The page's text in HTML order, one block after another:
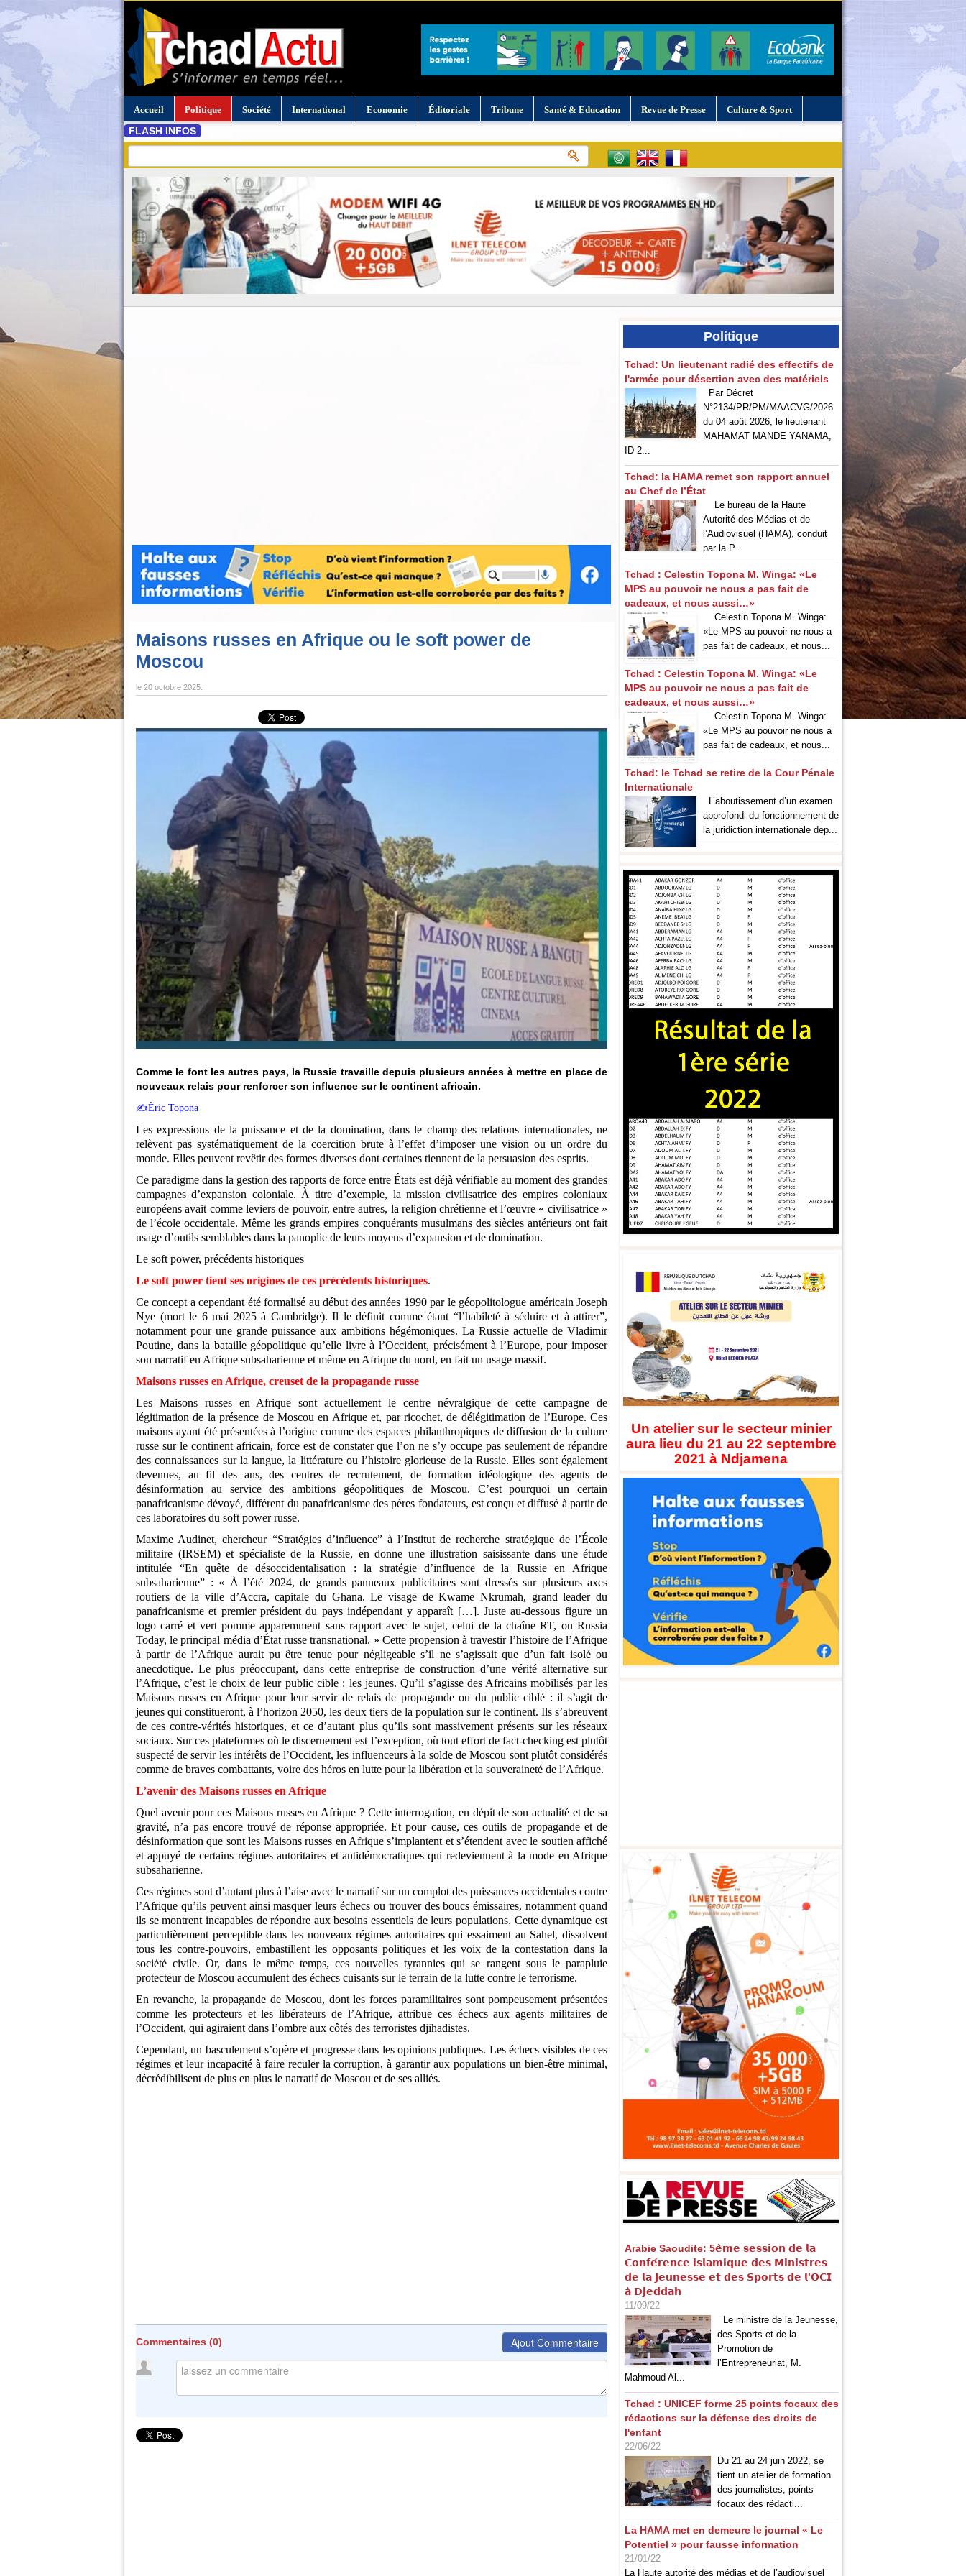
Accueil Politique Société International Economie Éditoriale Tribune Santé & Education Revue de Presse Culture & Sport
FLASH INFOS
Maisons russes en Afrique ou le soft power de
Moscou
le 20 octobre 2025
Comme le font les autres pays, la Russie travaille depuis plusieurs années à mettre en place de
nouveaux relais pour renforcer son influence sur le continent africain.
✍️Èric Topona
Les expressions de la puissance et de la domination, dans le champ des relations internationales, ne
relèvent pas systématiquement de la coercition brute à l’effet d’imposer une vision ou un ordre du
monde. Elles peuvent revêtir des formes diverses dont certaines tiennent de la persuasion des esprits.
Ce paradigme dans la gestion des rapports de force entre États est déjà vérifiable au moment des grandes
campagnes d’expansion coloniale. À titre d’exemple, la mission civilisatrice des empires coloniaux
européens avait comme leviers de pouvoir, entre autres, la religion chrétienne et l’œuvre « civilisatrice »
de l’école occidentale. Même les grands empires conquérants musulmans des siècles antérieurs ont fait
usage d’outils semblables dans la panoplie de leurs moyens d’expansion et de domination.
Le soft power, précédents historiques
Le soft power tient ses origines de ces précédents historiques.
Ce concept a cependant été formalisé au début des années 1990 par le géopolitologue américain Joseph
Nye (mort le 6 mai 2025 à Cambridge). Il le définit comme étant “l’habileté à séduire et à attirer”,
notamment pour une grande puissance aux ambitions hégémoniques. La Russie actuelle de Vladimir
Poutine, dans la bataille géopolitique qu’elle livre à l’Occident, précisément à l’Europe, pour imposer
son narratif en Afrique subsaharienne et même en Afrique du nord, en fait un usage massif.
Maisons russes en Afrique, creuset de la propagande russe
Les Maisons russes en Afrique sont actuellement le centre névralgique de cette campagne de
légitimation de la présence de Moscou en Afrique et, par ricochet, de délégitimation de l’Europe. Ces
maisons ayant été présentées à l’origine comme des espaces philanthropiques de diffusion de la culture
russe sur le continent africain, force est de constater que l’on ne s’y occupe pas seulement de répandre
des connaissances sur la langue, la littérature ou l’histoire glorieuse de la Russie. Elles sont également
devenues, au fil des ans, des centres de recrutement, de formation idéologique des agents de
désinformation au service des ambitions géopolitiques de Moscou. C’est pourquoi un certain
panafricanisme dévoyé, différent du panafricanisme des pères fondateurs, est conçu et diffusé à partir de
ces laboratoires du soft power russe.
Maxime Audinet, chercheur “Stratégies d’influence” à l’Institut de recherche stratégique de l’École
militaire (IRSEM) et spécialiste de la Russie, en donne une illustration saisissante dans une étude
intitulée “En quête de désoccidentalisation : la stratégie d’influence de la Russie en Afrique
subsaharienne” : « À l’été 2024, de grands panneaux publicitaires sont dressés sur plusieurs axes
routiers de la ville d’Accra, capitale du Ghana. Le visage de Kwame Nkrumah, grand leader du
panafricanisme et premier président du pays indépendant y apparaît […]. Juste au-dessous figure un
logo carré et vert pomme apparemment sans rapport avec le sujet, celui de la chaîne RT, ou Russia
Today, le principal média d’État russe transnational. » Cette propension à travestir l’histoire de l’Afrique
à partir de l’Afrique aurait pu être tenue pour négligeable s’il ne s’agissait que d’un fait isolé ou
anecdotique. Le plus préoccupant, dans cette entreprise de construction d’une vérité alternative sur
l’Afrique, c’est le choix de leur public cible : les jeunes. Qu’il s’agisse des Africains mobilisés par les
Maisons russes en Afrique pour leur servir de relais de propagande ou du public ciblé : il s’agit de
jeunes qui constitueront, à l’horizon 2050, les deux tiers de la population sur le continent. Ils s’abreuvent
de ces contre-vérités historiques, et ce d’autant plus qu’ils sont massivement présents sur les réseaux
sociaux. Sur ces plateformes où le discernement est l’exception, où tout effort de fact-checking est plutôt
suspecté de servir les intérêts de l’Occident, les influenceurs à la solde de Moscou sont plutôt considérés
comme de braves combattants, voire des héros en lutte pour la libération et la souveraineté de l’Afrique.
L’avenir des Maisons russes en Afrique
Quel avenir pour ces Maisons russes en Afrique ? Cette interrogation, en dépit de son actualité et de sa
gravité, n’a pas encore trouvé de réponse appropriée. Et pour cause, ces outils de propagande et de
désinformation que sont les Maisons russes en Afrique s’implantent et s’étendent avec le soutien affiché
et appuyé de certains régimes autoritaires et antidémocratiques qui redeviennent à la mode en Afrique
subsaharienne.
Ces régimes sont d’autant plus à l’aise avec le narratif sur un complot des puissances occidentales contre
l’Afrique qu’ils peuvent ainsi masquer leurs échecs ou trouver des boucs émissaires, notamment quand
ils se montrent incapables de répondre aux besoins essentiels de leurs populations. Cette dynamique est
particulièrement perceptible dans les nouveaux régimes autoritaires qui essaiment au Sahel, dissolvent
tous les contre-pouvoirs, embastillent les opposants politiques et les voix de la contestation dans la
société civile. Or, dans le même temps, ces nouvelles tyrannies qui se rangent sous le parapluie
protecteur de Moscou accumulent des échecs cuisants sur le terrain de la lutte contre le terrorisme.
En revanche, la propagande de Moscou, dont les forces paramilitaires sont pompeusement présentées
comme les protecteurs et les libérateurs de l’Afrique, attribue ces échecs aux agents militaires de
l’Occident, qui agiraient dans l’ombre aux côtés des terroristes djihadistes.
Cependant, un basculement s’opère et progresse dans les opinions publiques. Les échecs visibles de ces
régimes et leur incapacité à faire reculer la corruption, à garantir aux populations un bien-être minimal,
décrédibilisent de plus en plus le narratif de Moscou et de ses alliés.
Commentaires (0) Ajout Commentaire
Politique
Tchad: Un lieutenant radié des effectifs de
l'armée pour désertion avec des matériels
Par Décret
N°2134/PR/PM/MAACVG/2026
du 04 août 2026, le lieutenant
MAHAMAT MANDE YANAMA,
ID 2...
Tchad: la HAMA remet son rapport annuel
au Chef de l’État
Le bureau de la Haute
Autorité des Médias et de
l’Audiovisuel (HAMA), conduit
par la P...
Tchad : Celestin Topona M. Winga: «Le
MPS au pouvoir ne nous a pas fait de
cadeaux, et nous aussi…»
‎Celestin Topona M. Winga:
«Le MPS au pouvoir ne nous a
pas fait de cadeaux, et nous...
Tchad : Celestin Topona M. Winga: «Le
MPS au pouvoir ne nous a pas fait de
cadeaux, et nous aussi…»
‎Celestin Topona M. Winga:
«Le MPS au pouvoir ne nous a
pas fait de cadeaux, et nous...
Tchad: le Tchad se retire de la Cour Pénale
Internationale
L’aboutissement d’un examen
approfondi du fonctionnement de
la juridiction internationale dep...
Un atelier sur le secteur minier
aura lieu du 21 au 22 septembre
2021 à Ndjamena
Arabie Saoudite: 5𝗲̀𝗺𝗲 𝘀𝗲𝘀𝘀𝗶𝗼𝗻 𝗱𝗲 𝗹𝗮
𝗖𝗼𝗻𝗳𝗲́𝗿𝗲𝗻𝗰𝗲 𝗶𝘀𝗹𝗮𝗺𝗶𝗾𝘂𝗲 𝗱𝗲𝘀 𝗠𝗶𝗻𝗶𝘀𝘁𝗿𝗲𝘀
𝗱𝗲 𝗹𝗮 𝗝𝗲𝘂𝗻𝗲𝘀𝘀𝗲 𝗲𝘁 𝗱𝗲𝘀 𝗦𝗽𝗼𝗿𝘁𝘀 𝗱𝗲 𝗹’𝗢𝗖𝗜
𝗮̀ 𝗗𝗷𝗲𝗱𝗱𝗮𝗵
11/09/22
Le ministre de la Jeunesse,
des Sports et de la
Promotion de
l’Entrepreneuriat, M.
Mahmoud Al...
Tchad : UNICEF forme 25 points focaux des
rédactions sur la défense des droits de
l'enfant
22/06/22
Du 21 au 24 juin 2022, se
tient un atelier de formation
des journalistes, points
focaux des rédacti...
La HAMA met en demeure le journal « Le
Potentiel » pour fausse information
21/01/22
La Haute autorité des médias et de l’audiovisuel